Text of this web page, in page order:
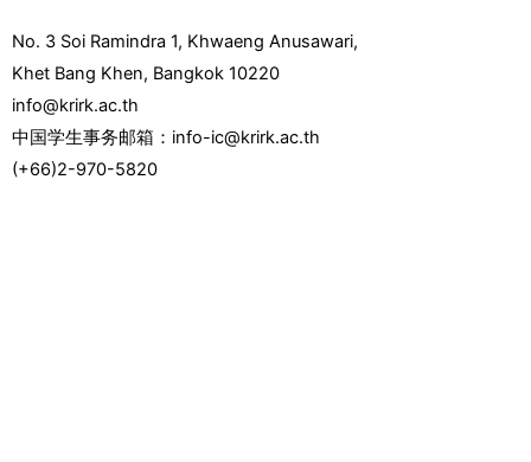
No. 3 Soi Ramindra 1, Khwaeng Anusawari,
Khet Bang Khen, Bangkok 10220
info@krirk.ac.th
中国学生事务邮箱：info-ic@krirk.ac.th
(+66)2-970-5820